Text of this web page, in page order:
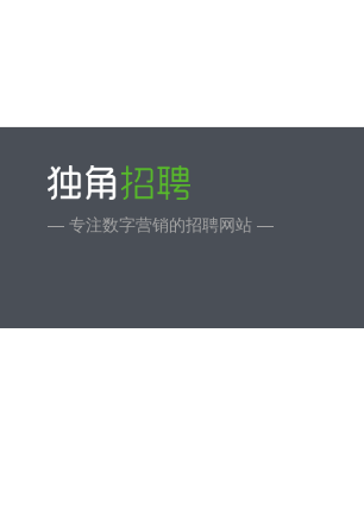
— 专注数字营销的招聘网站 —